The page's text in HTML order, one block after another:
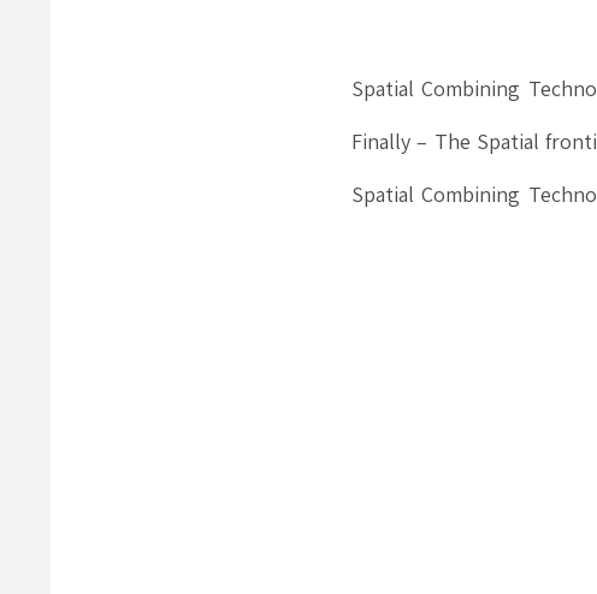
Spatial Combining
“Finally – The Spatial
Spatial Combining